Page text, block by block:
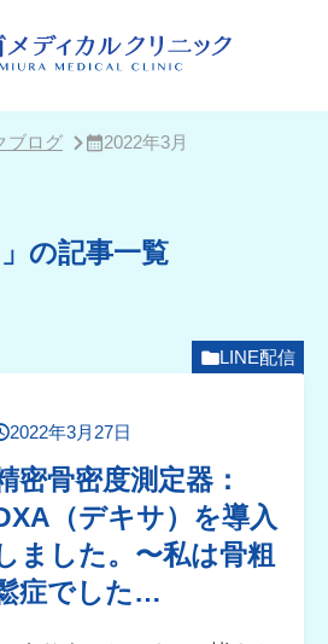
ブログ 2022年3月
」の記事一覧
LINE配信
2022年3月27日
密骨密度測定器：
（デキサ）を導入
ました。〜私は骨粗
症でした…